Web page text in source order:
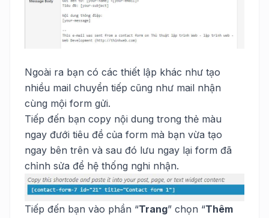
Ngoài ra bạn có các thiết lập khác như tạo
nhiều mail chuyển tiếp cũng như mail nhận
cùng mội form gửi.
Tiếp đến bạn copy nội dung trong thẻ màu
ngay đưới tiêu đề của form mà bạn vừa tạo
ngay bên trên và sau đó lưu ngay lại form đã
chỉnh sửa để hệ thống nghi nhận.
Tiếp đến bạn vào phần “Trang” chọn “Thêm